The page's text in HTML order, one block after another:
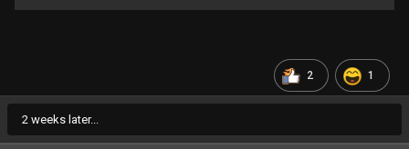
2 1
2 weeks later...